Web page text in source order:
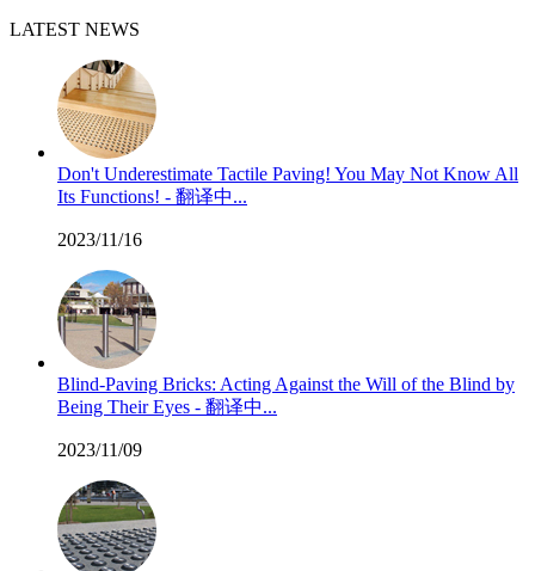
LATEST NEWS
Don't Underestimate Tactile Paving! You May Not Know All
Its Functions! - 翻译中...
2023/11/16
Blind-Paving Bricks: Acting Against the Will of the Blind by
Being Their Eyes - 翻译中...
2023/11/09